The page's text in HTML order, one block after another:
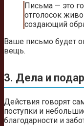
Письма — это
отголосок
создающий
Ваше письмо будет
вещь.
3. Дела и
Действия говорят
поступки и
благодарности и